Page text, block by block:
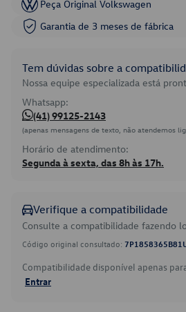
Peça Original Volkswagen
Garantia de 3 meses de fábrica
Tem dúvidas sobre a
Nossa equipe especializada está
Whatsapp:
(41) 99125-2143
(apenas mensagens de texto, não atendemos
Horário de atendimento:
Segunda à sexta, das 8h às 17h.
Verifique a compatibilidade
Consulte a compatibilidade fazendo
Código original consultado:
Compatibilidade disponível apenas
Entrar